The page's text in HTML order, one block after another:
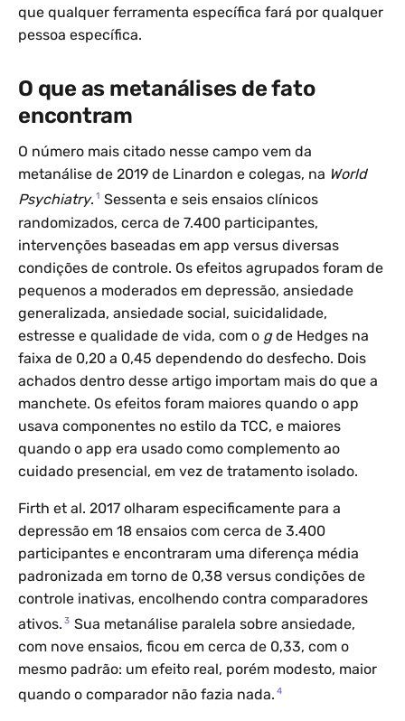
que qualquer ferramenta específica fará por qualquer
pessoa específica.
O que as metanálises de fato
encontram
O número mais citado nesse campo vem da
metanálise de 2019 de Linardon e colegas, na World
Psychiatry. 1 Sessenta e seis ensaios clínicos
randomizados, cerca de 7.400 participantes,
intervenções baseadas em app versus diversas
condições de controle. Os efeitos agrupados foram de
pequenos a moderados em depressão, ansiedade
generalizada, ansiedade social, suicidalidade,
estresse e qualidade de vida, com o gde Hedges na
faixa de 0,20 a 0,45 dependendo do desfecho. Dois
achados dentro desse artigo importam mais do que a
manchete. Os efeitos foram maiores quando o app
usava componentes no estilo da TCC, e maiores
quando o app era usado como complemento ao
cuidado presencial, em vez de tratamento isolado.
Firth et al. 2017 olharam especificamente para a
depressão em 18 ensaios com cerca de 3.400
participantes e encontraram uma diferença média
padronizada em torno de 0,38 versus condições de
controle inativas, encolhendo contra comparadores
ativos. 3 Sua metanálise paralela sobre ansiedade,
com nove ensaios, ficou em cerca de 0,33, com o
mesmo padrão: um efeito real, porém modesto, maior
quando o comparador não fazia nada. 4